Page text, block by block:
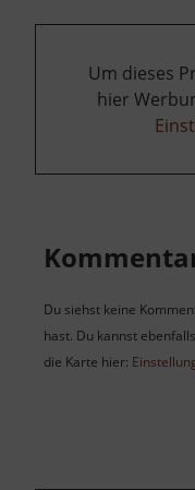
Um dieses
hier
Du siehst keine
hast. Du kannst
die Karte hier: